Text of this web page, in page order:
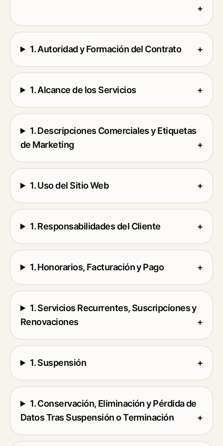
+
1. Autoridad y Formación del Contrato +
1. Alcance de los Servicios +
1. Descripciones Comerciales y Etiquetas
de Marketing
+
1. Uso del Sitio Web +
1. Responsabilidades del Cliente +
1. Honorarios, Facturación y Pago +
1. Servicios Recurrentes, Suscripciones y
Renovaciones
+
1. Suspensión +
1. Conservación, Eliminación y Pérdida de
Datos Tras Suspensión o Terminación
+